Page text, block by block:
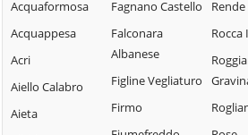
Acquaformosa
Acquappesa
Acri
Aiello Calabro
Aieta
Fagnano Castello
Falconara
Albanese
Figline Vegliaturo
Firmo
Rende
Rocca